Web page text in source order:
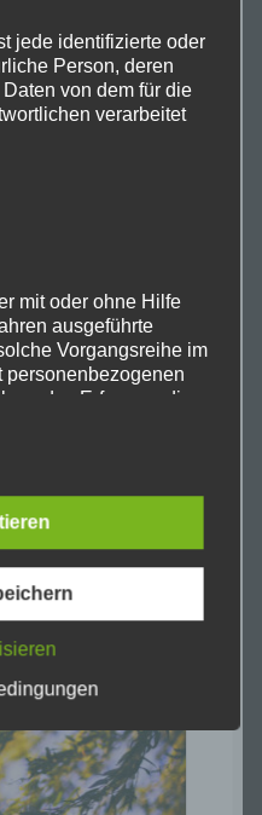
€36,00
jede identifizierte oder
Person, deren
von dem für die
verarbeitet
mit oder ohne Hilfe
ausgeführte
Vorgangsreihe im
personenbezogenen
das Erfassen, die
das
Übermittlung,
andere Form der
das
Verarbeitung
ist die
Daten mit dem Ziel,